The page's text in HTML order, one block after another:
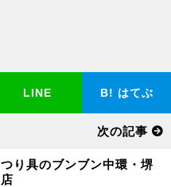
LINE B! はてぶ
次の記事
つり具のブンブン中環・堺
店